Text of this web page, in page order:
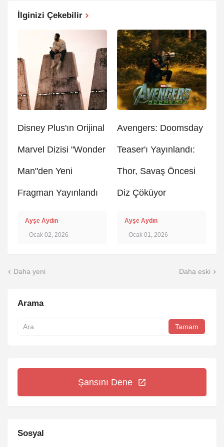
İlginizi Çekebilir
Disney Plus'ın Orijinal
Marvel Dizisi "Wonder
Man"den Yeni
Fragman Yayınlandı
Ayşe Aydın
- Ocak 02, 2026
Avengers: Doomsday
Teaser'ı Yayınlandı:
Thor, Savaş Öncesi
Diz Çöküyor
Ayşe Aydın
- Ocak 01, 2026
Daha yeni Daha eski
Arama
Şansını Dene
Sosyal